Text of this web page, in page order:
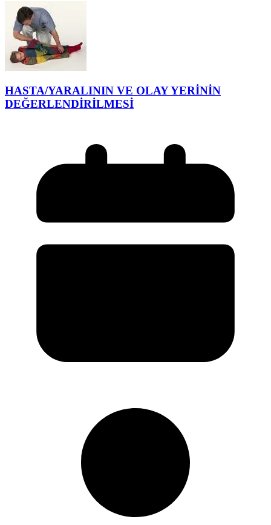
HASTA/YARALININ VE OLAY YERİNİN
DEĞERLENDİRİLMESİ